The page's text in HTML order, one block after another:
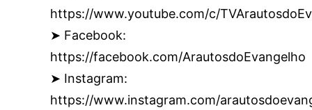
https://www.youtube.com/c/
➤ Facebook:
https://facebook.com/ArautosdoEvangelho
➤ Instagram:
https://www.instagram.com/